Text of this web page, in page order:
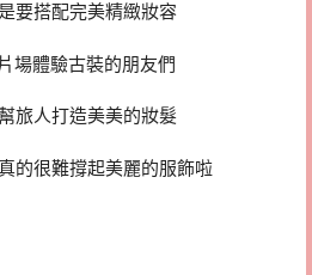
要搭配完美精緻妝容
場體驗古裝的朋友們
旅人打造美美的妝髮
的很難撐起美麗的服飾啦